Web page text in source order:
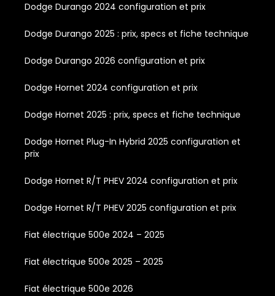
Dodge Durango 2024 configuration et prix
Dodge Durango 2025 : prix, specs et fiche technique
Dodge Durango 2026 configuration et prix
Dodge Hornet 2024 configuration et prix
Dodge Hornet 2025 : prix, specs et fiche technique
Dodge Hornet Plug-In Hybrid 2025 configuration et
prix
Dodge Hornet R/T PHEV 2024 configuration et prix
Dodge Hornet R/T PHEV 2025 configuration et prix
Fiat électrique 500e 2024 – 2025
Fiat électrique 500e 2025 – 2025
Fiat électrique 500e 2026